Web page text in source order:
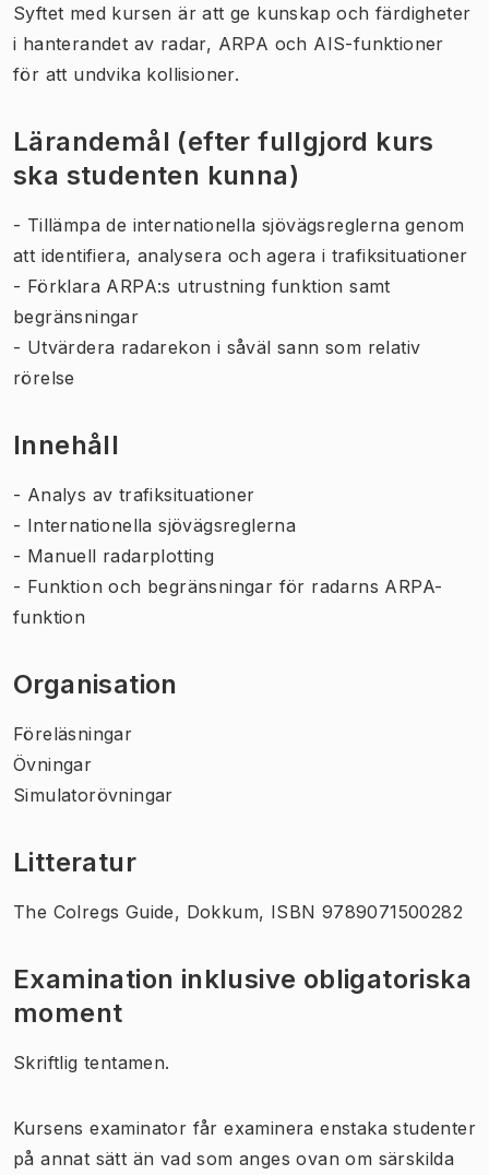
Syftet med kursen är att ge kunskap och färdigheter
i hanterandet av radar, ARPA och AIS-funktioner
för att undvika kollisioner.
Lärandemål (efter fullgjord kurs
ska studenten kunna)
- Tillämpa de internationella sjövägsreglerna genom
att identifiera, analysera och agera i trafiksituationer
- Förklara ARPA:s utrustning funktion samt
begränsningar
- Utvärdera radarekon i såväl sann som relativ
rörelse
Innehåll
- Analys av trafiksituationer
- Internationella sjövägsreglerna
- Manuell radarplotting
- Funktion och begränsningar för radarns ARPA-
funktion
Organisation
Föreläsningar
Övningar
Simulatorövningar
Litteratur
The Colregs Guide, Dokkum, ISBN 9789071500282
Examination inklusive obligatoriska
moment
Skriftlig tentamen.
Kursens examinator får examinera enstaka studenter
på annat sätt än vad som anges ovan om särskilda